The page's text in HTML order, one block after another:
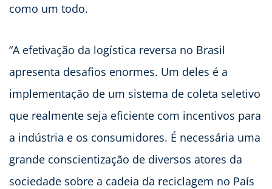
como um todo.
“A efetivação da logística reversa no Brasil
apresenta desafios enormes. Um deles é a
implementação de um sistema de coleta seletivo
que realmente seja eficiente com incentivos para
a indústria e os consumidores. É necessária uma
grande conscientização de diversos atores da
sociedade sobre a cadeia da reciclagem no País